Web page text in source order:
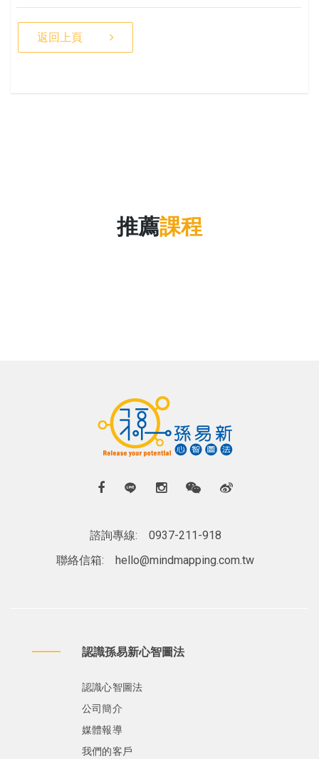
返回上頁
推薦課程
諮詢專線:
0937-211-918
聯絡信箱:
hello@mindmapping.com.tw
認識孫易新心智圖法
認識心智圖法
公司簡介
媒體報導
我們的客戶